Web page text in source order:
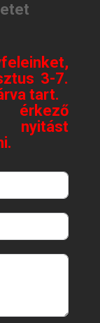
3-7.
tart.
nyitást